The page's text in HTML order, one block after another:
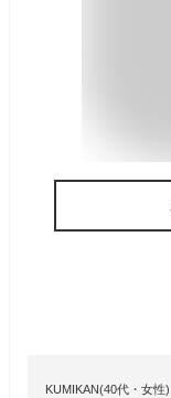
KUMIKAN(40代・女性)